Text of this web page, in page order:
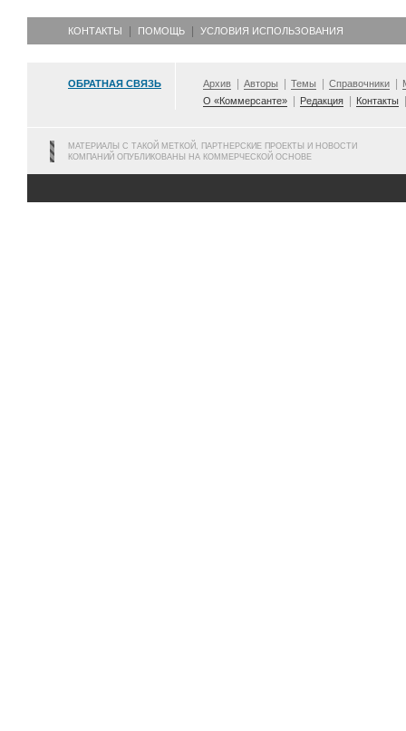
КОНТАКТЫ ПОМОЩЬ УСЛОВИЯ ИСПОЛЬЗОВАНИЯ
ОБРАТНАЯ СВЯЗЬ Архив Авторы Темы Справочники
О «Коммерсанте»
Редакция Контакты
МАТЕРИАЛЫ С ТАКОЙ МЕТКОЙ, ПАРТНЕРСКИЕ ПРОЕКТЫ И НОВОСТИ
КОМПАНИЙ ОПУБЛИКОВАНЫ НА КОММЕРЧЕСКОЙ ОСНОВЕ